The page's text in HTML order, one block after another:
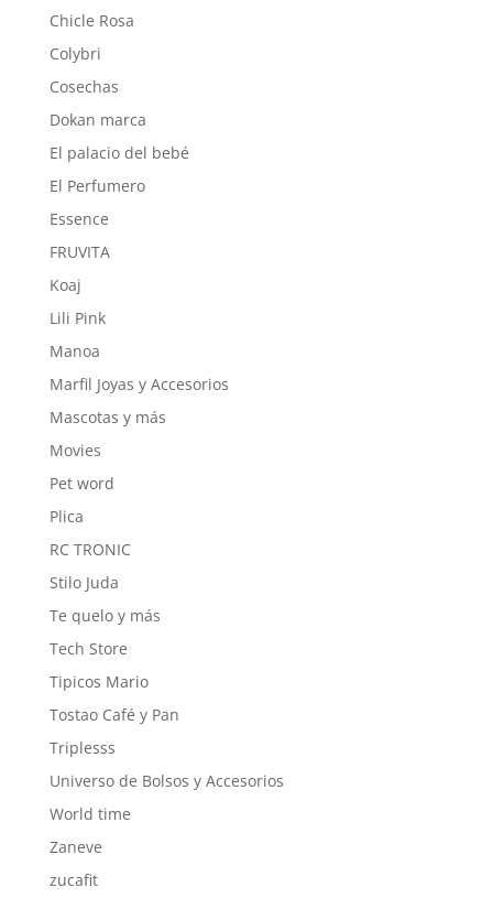
Chicle Rosa
Colybri
Cosechas
Dokan marca
El palacio del bebé
El Perfumero
Essence
FRUVITA
Koaj
Lili Pink
Manoa
Marfil Joyas y Accesorios
Mascotas y más
Movies
Pet word
Plica
RC TRONIC
Stilo Juda
Te quelo y más
Tech Store
Tipicos Mario
Tostao Café y Pan
Triplesss
Universo de Bolsos y Accesorios
World time
Zaneve
zucafit